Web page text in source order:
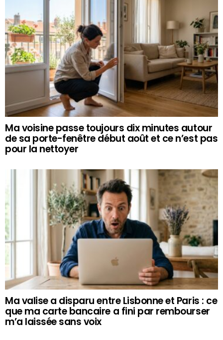
Ma voisine passe toujours dix minutes autour
de sa porte-fenêtre début août et ce n’est pas
pour la nettoyer
Ma valise a disparu entre Lisbonne et Paris : ce
que ma carte bancaire a fini par rembourser
m’a laissée sans voix